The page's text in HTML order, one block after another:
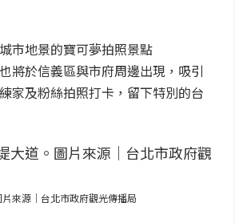
市地景的寶可夢拍照景點
將於信義區與市府周邊出現，吸引
家及粉絲拍照打卡，留下特別的台
來源｜台北市政府觀光傳播局